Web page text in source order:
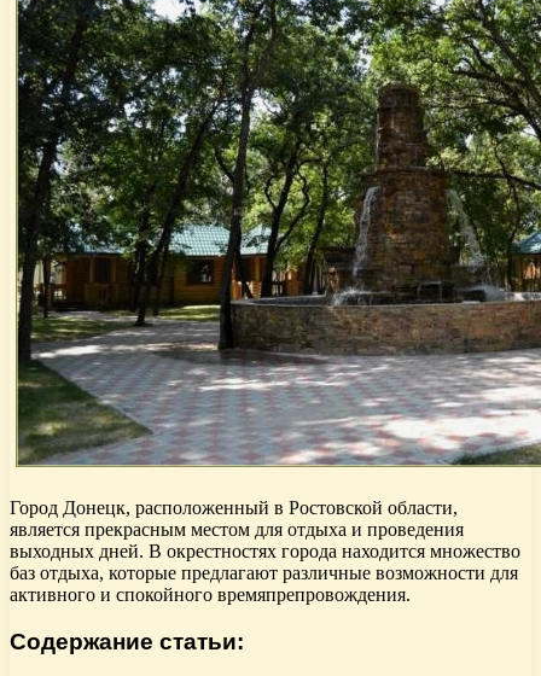
Город Донецк, расположенный в Ростовской области,
является прекрасным местом для отдыха и проведения
выходных дней. В окрестностях города находится множество
баз отдыха, которые предлагают различные возможности для
активного и спокойного времяпрепровождения.
Содержание статьи: